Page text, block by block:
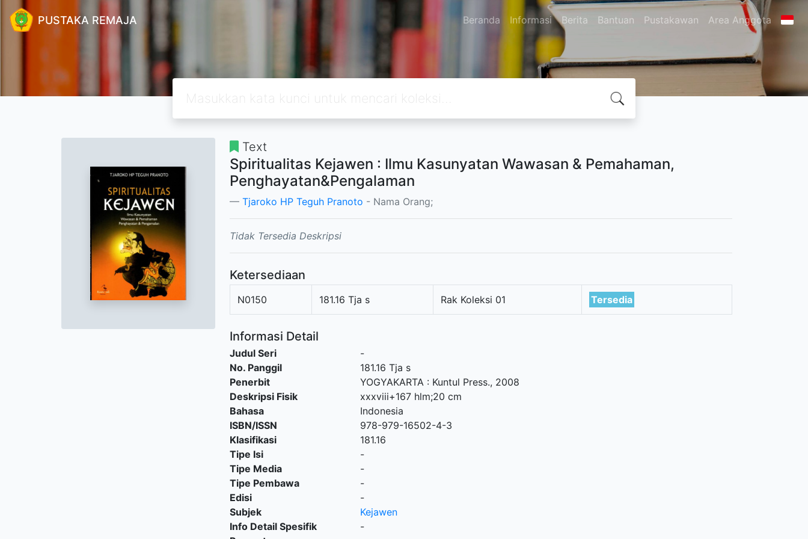
PUSTAKA REMAJA Beranda Informasi Berita Bantuan Pustakawan Area Anggota
Text
Spiritualitas Kejawen : Ilmu Kasunyatan Wawasan & Pemahaman,
Penghayatan&Pengalaman
Tjaroko HP Teguh Pranoto - Nama Orang;
Tidak Tersedia Deskripsi
Ketersediaan
N0150 181.16 Tja s Rak Koleksi 01 Tersedia
Informasi Detail
Judul Seri
-
No. Panggil
181.16 Tja s
Penerbit
YOGYAKARTA: Kuntul Press., 2008
Deskripsi Fisik
xxxviii+167 hlm;20 cm
Bahasa
Indonesia
ISBN/ISSN
978-979-16502-4-3
Klasifikasi
181.16
Tipe Isi
-
Tipe Media
-
Tipe Pembawa
-
Edisi
-
Subjek
Kejawen
Info Detail Spesifik
-